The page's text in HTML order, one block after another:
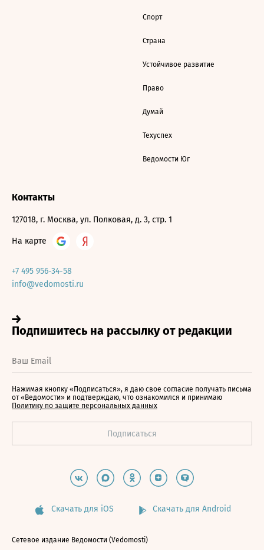
Спорт
Страна
Устойчивое развитие
Право
Думай
Техуспех
Ведомости Юг
Контакты
127018, г. Москва, ул. Полковая, д. 3, стр. 1
На карте
+7 495 956-34-58
info@vedomosti.ru
Нажимая кнопку «Подписаться», я даю свое согласие получать письма
от «Ведомости» и подтверждаю, что ознакомился и принимаю
Политику по защите персональных данных
Скачать для iOS Скачать для Android
Сетевое издание Ведомости (Vedomosti)